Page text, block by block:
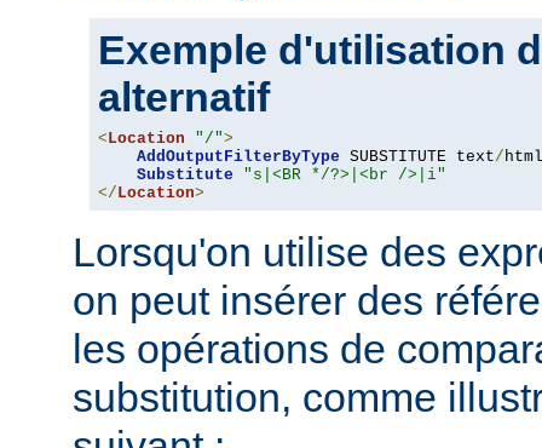
Exemple d'utilisation
alternatif
< Location "/">
AddOutputFilterByType SUBSTITUTE text/ html
Substitute
"s|<BR */?>|<br />|i"
</ Location>
Lorsqu'on utilise des
on peut insérer des
les opérations de
substitution, comme